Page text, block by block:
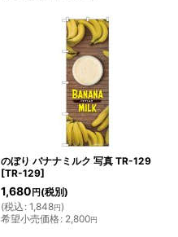
のぼり バナナミルク 写真 TR-129
[TR-129]
1,680 円 (税別)
(税込 : 1,848円)
希望小売価格: 2,800円